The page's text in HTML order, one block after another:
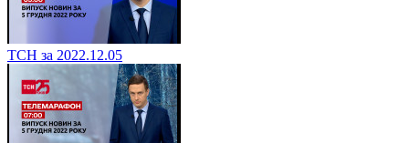
ТСН за 2022.12.05